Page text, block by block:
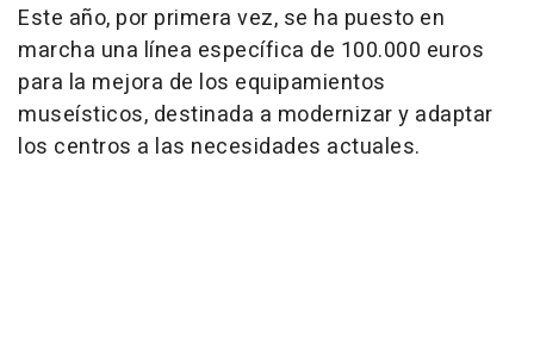
Este año, por primera vez, se ha puesto en
marcha una línea específica de 100.000 euros
para la mejora de los equipamientos
museísticos, destinada a modernizar y adaptar
los centros a las necesidades actuales.